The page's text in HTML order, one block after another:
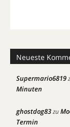
Neueste
Supermario6819
Minuten
ghostdog83zu
Termin